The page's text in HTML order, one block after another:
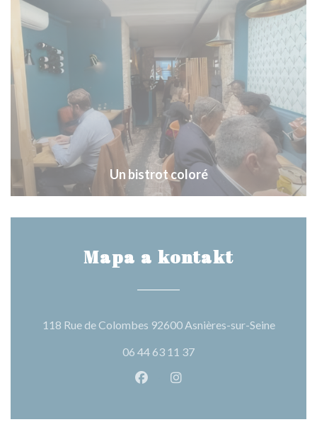
Un bistrot coloré
Mapa a kontakt
118 Rue de Colombes 92600 Asnières-sur-Seine((otevře
06 44 63 11 37
Facebook ((otevře se v novém
Instagram ((otevře se v